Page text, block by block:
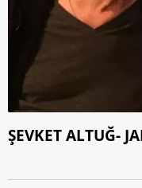
ŞEVKET ALTUĞ-